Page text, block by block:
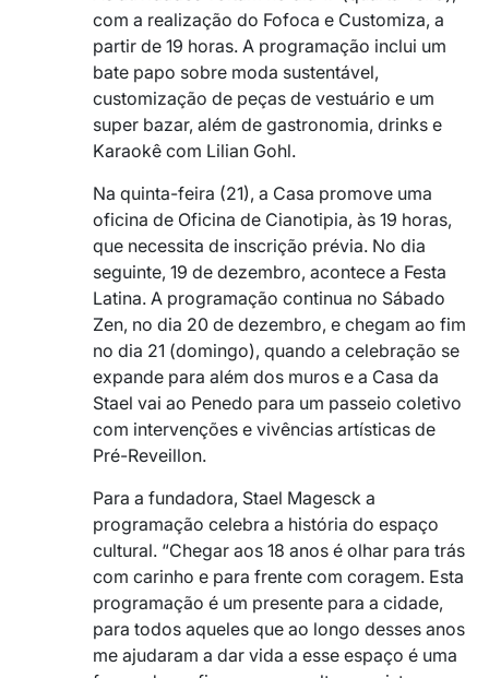
com a realização do Fofoca e Customiza, a
partir de 19 horas. A programação inclui um
bate papo sobre moda sustentável,
customização de peças de vestuário e um
super bazar, além de gastronomia, drinks e
Karaokê com Lilian Gohl.
Na quinta-feira (21), a Casa promove uma
oficina de Oficina de Cianotipia, às 19 horas,
que necessita de inscrição prévia. No dia
seguinte, 19 de dezembro, acontece a Festa
Latina. A programação continua no Sábado
Zen, no dia 20 de dezembro, e chegam ao fim
no dia 21 (domingo), quando a celebração se
expande para além dos muros e a Casa da
Stael vai ao Penedo para um passeio coletivo
com intervenções e vivências artísticas de
Pré-Reveillon.
Para a fundadora, Stael Magesck a
programação celebra a história do espaço
cultural. “Chegar aos 18 anos é olhar para trás
com carinho e para frente com coragem. Esta
programação é um presente para a cidade,
para todos aqueles que ao longo desses anos
me ajudaram a dar vida a esse espaço é uma